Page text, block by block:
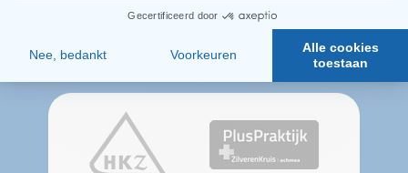
Aangesloten bij